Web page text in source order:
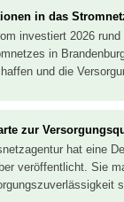
in das
investiert 2026
in
und die
zur
hat eine
veröffentlicht. Sie